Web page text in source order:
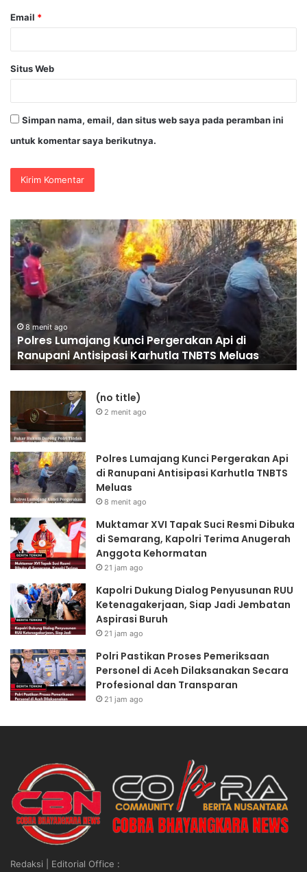
Email *
Situs Web
Simpan nama, email, dan situs web saya pada peramban ini
untuk komentar saya berikutnya.
Muktamar
XVI
Tapak
Suci
Resmi
Dibuka
di
Semarang,
Kapolri
Terima
Anugerah
21 jam ago
Muktamar XVI Tapak Suci Resmi Dibuka di
Semarang, Kapolri Terima Anugerah Anggota
Kehormatan
(no title)
2 menit ago
Polres Lumajang Kunci Pergerakan Api
di Ranupani Antisipasi Karhutla TNBTS
Meluas
8 menit ago
Muktamar XVI Tapak Suci Resmi Dibuka
di Semarang, Kapolri Terima Anugerah
Anggota Kehormatan
21 jam ago
Kapolri Dukung Dialog Penyusunan RUU
Ketenagakerjaan, Siap Jadi Jembatan
Aspirasi Buruh
21 jam ago
Polri Pastikan Proses Pemeriksaan
Personel di Aceh Dilaksanakan Secara
Profesional dan Transparan
21 jam ago
Redaksi | Editorial Office :